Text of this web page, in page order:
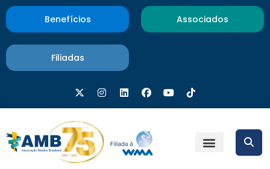
Benefícios Associados
Filiadas